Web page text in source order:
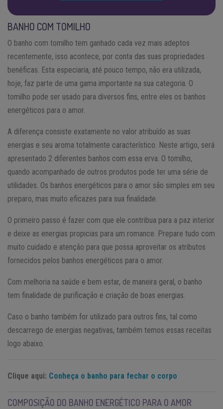
BANHO COM TOMILHO
O banho com tomilho tem ganhado cada vez mais adeptos
recentemente, isso acontece, por conta das suas propriedades
benéficas. Esta especiaria, até pouco tempo, não era utilizada,
hoje, faz parte de uma gama importante na sua categoria. O
tomilho pode ser usado para diversos fins, entre eles os banhos
energéticos para o amor.
A diferença consiste exatamente no valor atribuído as suas
energias e seu aroma totalmente característico. Neste artigo, será
apresentado 2 diferentes banhos com essa erva. O tomilho,
quando acompanhado de outros produtos pode ter uma série de
utilidades. Os banhos energéticos para o amor são simples em seu
preparo, mas muito eficazes para sua finalidade.
O primeiro passo é fazer com que ele contribua para a paz interior
e deixe as energias propicias para um romance. Prepare tudo com
muito cuidado e atenção para que possa aproveitar os atributos
fornecidos pelos banhos energéticos para o amor.
Com melhoria na saúde e bem estar, de maneira geral, o banho
tem finalidade de purificação e criação de boas energias.
Caso o banho também for utilizado para outros fins, tal como
descarrego de energias negativas, também temos essas receitas
logo abaixo.
Clique aqui: Conheça o banho para fechar o corpo
COMPOSIÇÃO DO BANHO ENERGÉTICO PARA O AMOR